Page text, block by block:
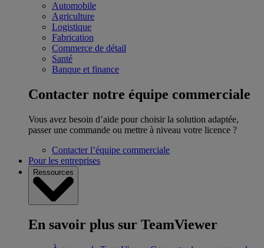
Automobile
Agriculture
Logistique
Fabrication
Commerce de détail
Santé
Banque et finance
Contacter notre équipe commerciale
Vous avez besoin d’aide pour choisir la solution adaptée,
passer une commande ou mettre à niveau votre licence ?
Contacter l’équipe commerciale
Pour les entreprises
Ressources
En savoir plus sur TeamViewer